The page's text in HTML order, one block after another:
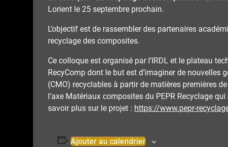
Lorient le 25 septembre prochain.
L’objectif est de rassembler des partenaires
recyclage des composites.
Ce colloque est organisé par l’IRDL et le plateau
RecyComp dont le but est d’imaginer de
(CMO) recyclables à partir de matières premières
l’axe Matériaux composites du PEPR Recyclage
savoir plus sur le projet : https://www.pepr-
Ajouter au calendrier